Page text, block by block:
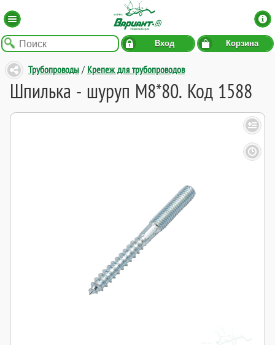
Вход Корзина
Трубопроводы / Крепеж для трубопроводов
Шпилька - шуруп M8*80. Код 1588